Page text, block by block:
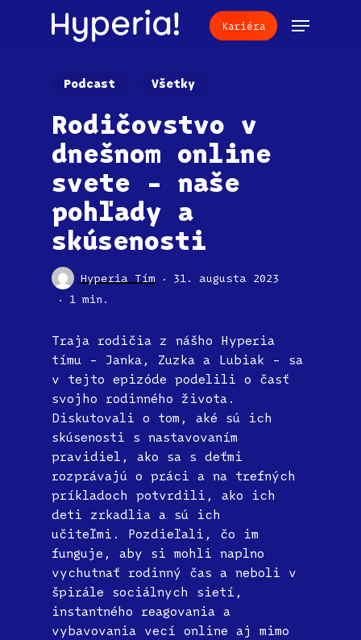
Kariéra Menu
Podcast Všetky
Rodičovstvo v
dnešnom online
svete – naše
pohľady a
skúsenosti
Hyperia Tím
31. augusta 2023
1 min.
Traja rodičia z nášho Hyperia
tímu – Janka, Zuzka a Lubiak – sa
v tejto epizóde podelili o časť
svojho rodinného života.
Diskutovali o tom, aké sú ich
skúsenosti s nastavovaním
pravidiel, ako sa s deťmi
rozprávajú o práci a na trefných
príkladoch potvrdili, ako ich
deti zrkadlia a sú ich
učiteľmi. Pozdieľali, čo im
funguje, aby si mohli naplno
vychutnať rodinný čas a neboli v
špirále sociálnych sietí,
instantného reagovania a
vybavovania vecí online aj mimo